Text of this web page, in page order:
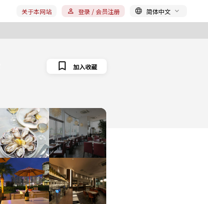
关于本网站 登录 / 会员注册 简体中文
加入收藏